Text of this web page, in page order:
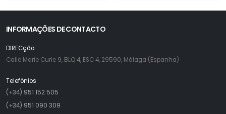
INFORMAÇÕES DE CONTACTO
DIRECção
Calle Marie Curie 9, BLQ 4, ESC 4, 29590, Málaga (Espanha)
Telefónios
(+34) 951 152 505
(+34) 951 090 309